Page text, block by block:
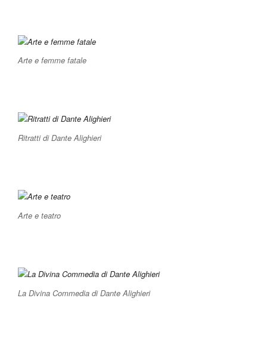
Arte e femme fatale
Ritratti di Dante Alighieri
Arte e teatro
La Divina Commedia di Dante Alighieri